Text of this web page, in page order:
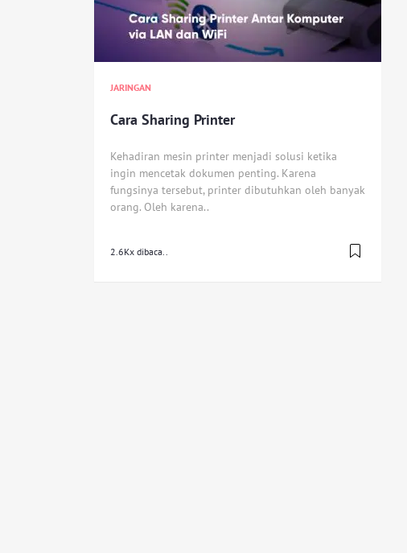
JARINGAN
Cara Sharing Printer
Kehadiran mesin printer menjadi solusi ketika
ingin mencetak dokumen penting. Karena
fungsinya tersebut, printer dibutuhkan oleh banyak
orang. Oleh karena..
2.6Kx dibaca..